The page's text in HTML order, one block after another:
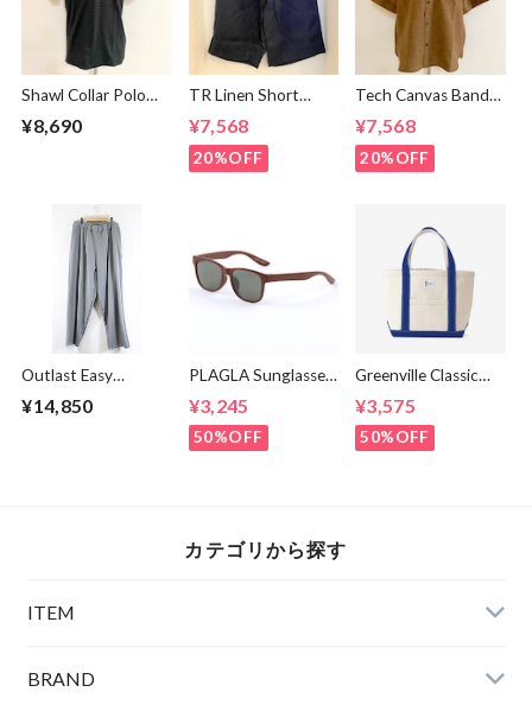
Shawl Collar Polo
Shirts Black
¥8,690
TR Linen Short
Pants Navy
¥7,568
20%OFF
Tech Canvas Band
Collar S/S Shirts
Brown
¥7,568
20%OFF
Outlast Easy
¥14,850
PLAGLA Sunglasses
BROWN×GREEN
¥3,245
50%OFF
Greenville Classic
¥3,575
50%OFF
カテゴリから探す
ITEM
BRAND